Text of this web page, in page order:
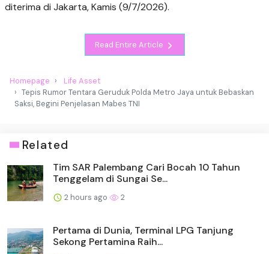
diterima di Jakarta, Kamis (9/7/2026).
Read Entire Article
Homepage
Life Asset
Tepis Rumor Tentara Geruduk Polda Metro Jaya untuk Bebaskan
Saksi, Begini Penjelasan Mabes TNI
Related
Tim SAR Palembang Cari Bocah 10 Tahun
Tenggelam di Sungai Se...
2 hours ago 2
Pertama di Dunia, Terminal LPG Tanjung
Sekong Pertamina Raih...